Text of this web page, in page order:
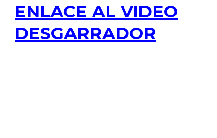
ENLACE AL VIDEO
DESGARRADOR